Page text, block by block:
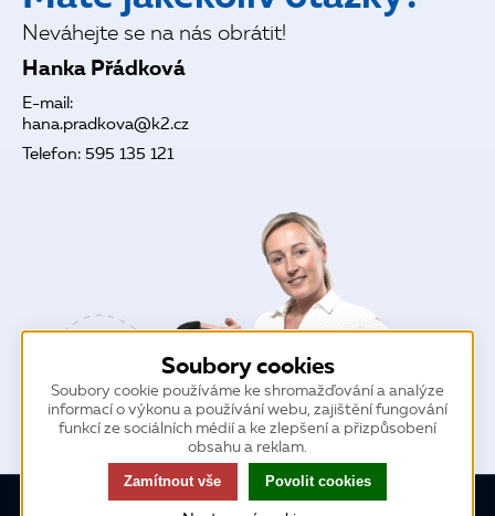
Neváhejte se na nás obrátit!
Hanka Přádková
E-mail:
hana.pradkova@k2.cz
Telefon: 595 135 121
Soubory cookies
Soubory cookie používáme ke shromažďování a analýze
informací o výkonu a používání webu, zajištění fungování
funkcí ze sociálních médií a ke zlepšení a přizpůsobení
obsahu a reklam.
Zamítnout vše Povolit cookies